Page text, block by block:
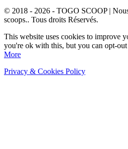
© 2018 - 2026 - TOGO SCOOP |
scoops.. Tous droits Réservés.
This website uses cookies to improve
you're ok with this, but you can opt-
More
Privacy & Cookies Policy